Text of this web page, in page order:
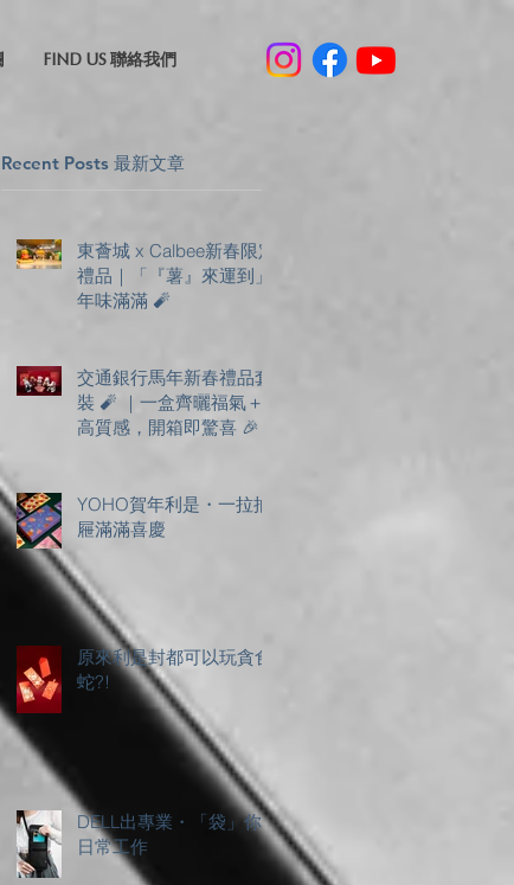
FIND US 聯絡我們
Recent Posts 最新文章
東薈城 x Calbee新春限定
禮品｜「『薯』來運到」
年味滿滿 🧨
交通銀行馬年新春禮品套
裝 🧨 ｜一盒齊曬福氣＋
高質感，開箱即驚喜 🎉
YOHO賀年利是・一拉抽
屜滿滿喜慶
原來利是封都可以玩貪食
蛇?!
DELL出專業・「袋」你
日常工作